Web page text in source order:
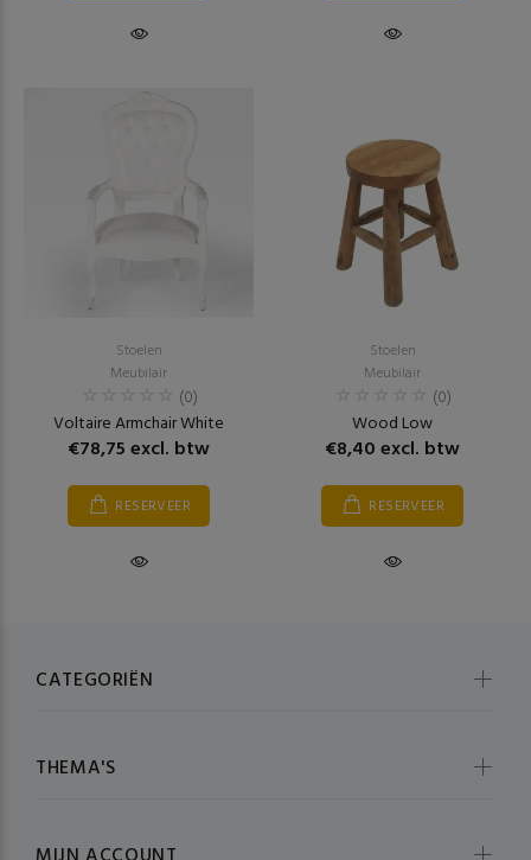
Stoelen
Meubilair
(0)
Voltaire Armchair White
€78,75 excl. btw
RESERVEER
Stoelen
Meubilair
(0)
Wood Low
€8,40 excl. btw
RESERVEER
CATEGORIËN
THEMA'S